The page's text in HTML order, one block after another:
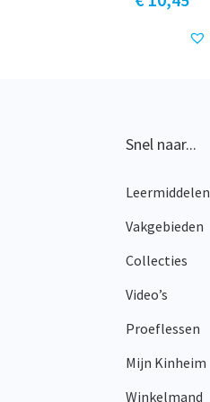
Snel naar...
Leermiddelen
Vakgebieden
Collecties
Video’s
Proeflessen
Mijn Kinheim
Winkelmand